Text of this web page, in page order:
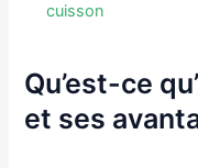
cuisson
Qu’est-ce
et ses